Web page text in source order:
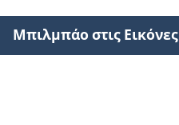
Μπιλμπάο στις Εικόνες